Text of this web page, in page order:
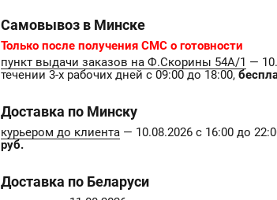
Самовывоз в Минске
Только после получения СМС о готовности
пункт выдачи заказов на Ф.Скорины 54А/1 —
течении 3-х рабочих дней с 09:00 до 18:00,
Доставка по Минску
курьером до клиента — 10.08.2026 с 16:00 до
руб.
Доставка по Беларуси